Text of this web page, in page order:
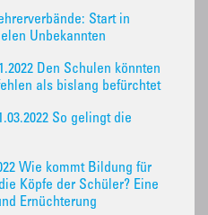
Start in
Unbekannten
Den Schulen könnten
als bislang befürchtet
So gelingt die
Wie kommt Bildung für
Köpfe der Schüler? Eine
Ernüchterung